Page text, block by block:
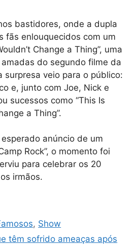
bastidores, onde a dupla
fãs enlouquecidos com um
Change a Thing”, uma
do segundo filme da
surpresa veio para o público:
e, junto com Joe, Nick e
sucessos como “This Is
a Thing”.
anúncio de um
Rock”, o momento foi
para celebrar os 20
irmãos.
, Show
têm sofrido ameaças após